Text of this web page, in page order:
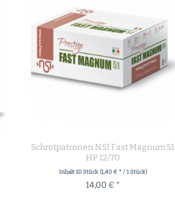
Schrotpatronen NSI Fast Magnum 51
HP 12/70
Inhalt 10 Stück (1,40 € * / 1 Stück)
14,00 € *